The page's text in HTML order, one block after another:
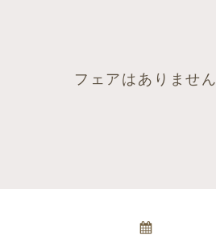
フェアはありません